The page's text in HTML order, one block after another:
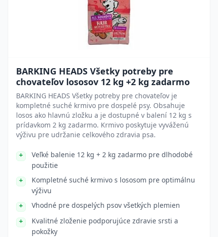
BARKING HEADS Všetky potreby pre
chovateľov lososov 12 kg +2 kg zadarmo
BARKING HEADS Všetky potreby pre chovateľov je
kompletné suché krmivo pre dospelé psy. Obsahuje
losos ako hlavnú zložku a je dostupné v balení 12 kg s
prídavkom 2 kg zadarmo. Krmivo poskytuje vyváženú
výživu pre udržanie celkového zdravia psa.
Veľké balenie 12 kg + 2 kg zadarmo pre dlhodobé
použitie
Kompletné suché krmivo s lososom pre optimálnu
výživu
Vhodné pre dospelých psov všetkých plemien
Kvalitné zloženie podporujúce zdravie srsti a
pokožky